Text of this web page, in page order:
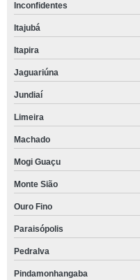
Inconfidentes
Itajubá
Itapira
Jaguariúna
Jundiaí
Limeira
Machado
Mogi Guaçu
Monte Sião
Ouro Fino
Paraisópolis
Pedralva
Pindamonhangaba